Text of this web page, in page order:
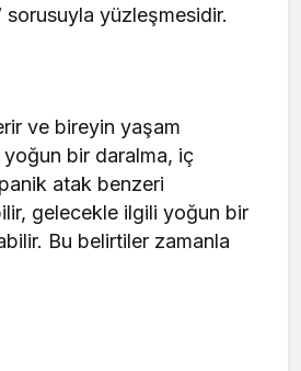
sorusuyla yüzleşmesidir.
ve bireyin yaşam
bir daralma, iç
atak benzeri
gelecekle ilgili yoğun bir
Bu belirtiler zamanla